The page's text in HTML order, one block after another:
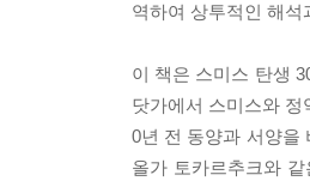
역하여 상투적인 해석
이 책은 스미스 탄생
닷가에서 스미스와
0년 전 동양과 서양을
올가 토카르추크와